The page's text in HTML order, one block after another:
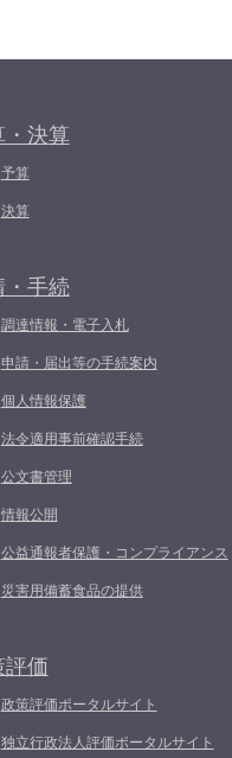
・決算
予算
決算
・手続
調達情報・電子入札
申請・届出等の手続案内
個人情報保護
法令適用事前確認手続
公文書管理
情報公開
公益通報者保護・コンプライアンス
災害用備蓄食品の提供
評価
政策評価ポータルサイト
独立行政法人評価ポータルサイト